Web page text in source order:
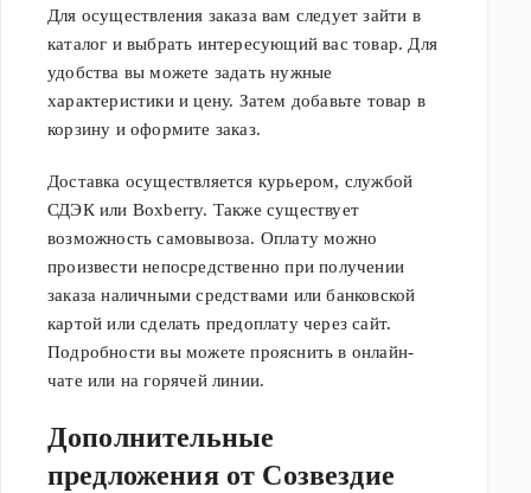
Для осуществления заказа вам следует зайти в
каталог и выбрать интересующий вас товар. Для
удобства вы можете задать нужные
характеристики и цену. Затем добавьте товар в
корзину и оформите заказ.
Доставка осуществляется курьером, службой
СДЭК или Boxberry. Также существует
возможность самовывоза. Оплату можно
произвести непосредственно при получении
заказа наличными средствами или банковской
картой или сделать предоплату через сайт.
Подробности вы можете прояснить в онлайн-
чате или на горячей линии.
Дополнительные
предложения от Созвездие